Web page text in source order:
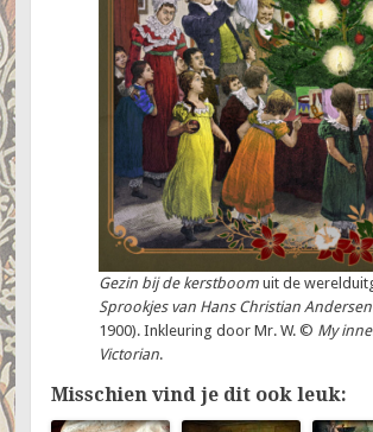
Gezin bij de kerstboom uit de
Sprookjes van Hans Christian Andersen
1900). Inkleuring door Mr. W. © My
Victorian.
Misschien vind je dit ook leuk: